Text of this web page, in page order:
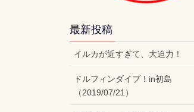
最新投稿
イルカが近すぎて、大迫力！
ドルフィンダイブ！in初島
（2019/07/21）